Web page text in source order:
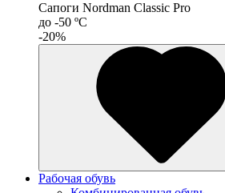
Сапоги Nordman Classic Pro
до -50 ºС
-20%
Рабочая обувь